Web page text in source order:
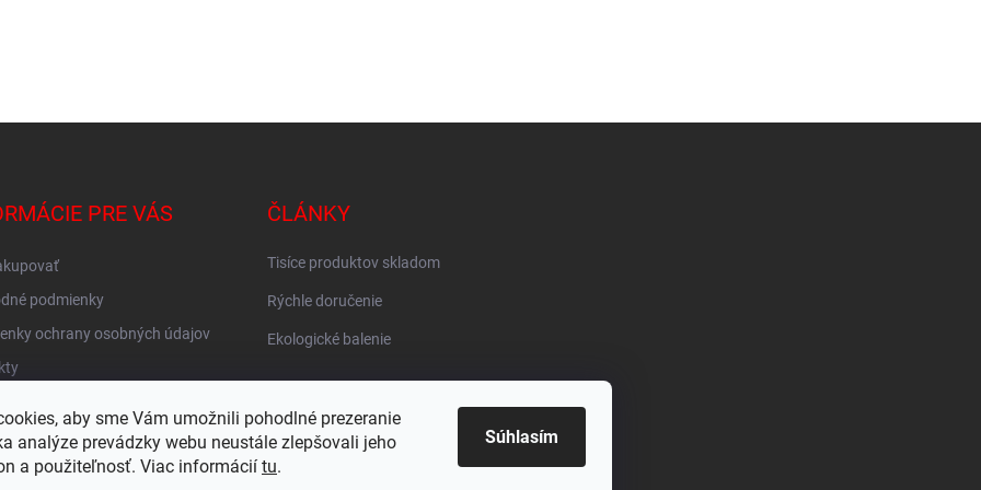
aby sme Vám umožnili pohodlné prezeranie
analýze prevádzky webu neustále zlepšovali jeho
a použiteľnosť. Viac informácií tu.
Súhlasím
PRE VÁS
podmienky
ochrany osobných údajov
ČLÁNKY
Tisíce produktov skladom
Rýchle doručenie
Ekologické balenie